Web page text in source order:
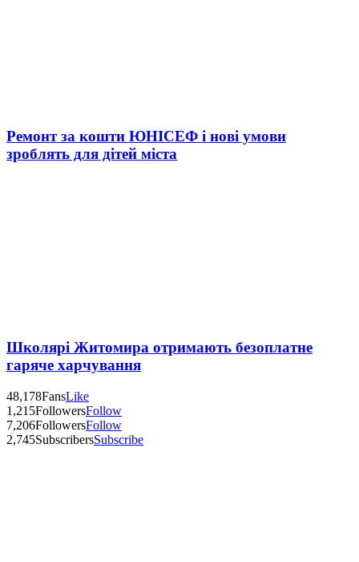
Ремонт за кошти ЮНІСЕФ і нові умови
зроблять для дітей міста
Школярі Житомира отримають безоплатне
гаряче харчування
48,178FansLike
1,215FollowersFollow
7,206FollowersFollow
2,745SubscribersSubscribe